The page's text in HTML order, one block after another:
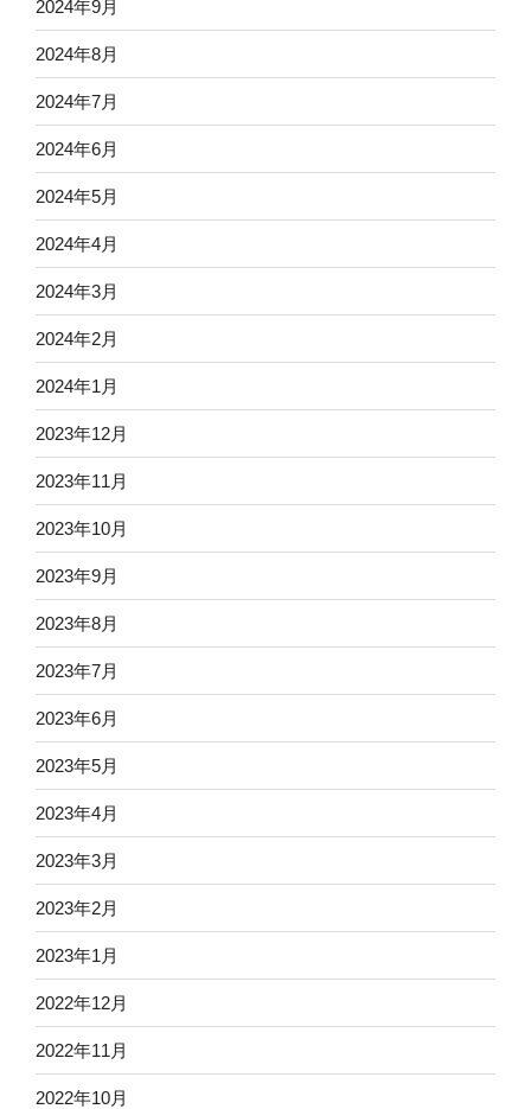
2024年9月
2024年8月
2024年7月
2024年6月
2024年5月
2024年4月
2024年3月
2024年2月
2024年1月
2023年12月
2023年11月
2023年10月
2023年9月
2023年8月
2023年7月
2023年6月
2023年5月
2023年4月
2023年3月
2023年2月
2023年1月
2022年12月
2022年11月
2022年10月